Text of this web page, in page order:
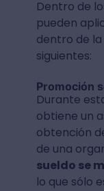
Dentro de
pueden
dentro de
siguientes:
Promoción
Durante
obtiene un
obtención
de una
sueldo se
lo que sólo